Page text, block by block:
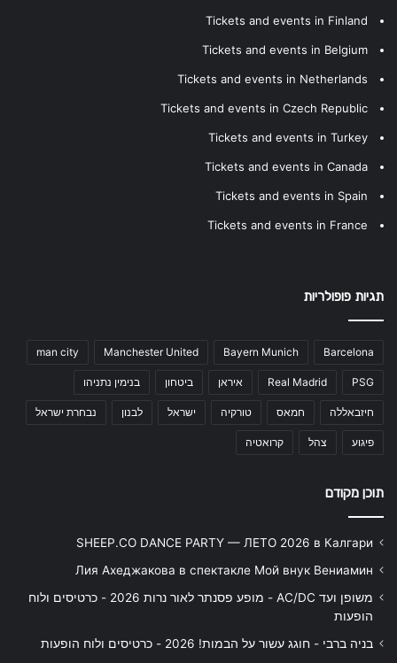
Tickets and events in Finland
Tickets and events in Belgium
Tickets and events in Netherlands
Tickets and events in Czech Republic
Tickets and events in Turkey
Tickets and events in Canada
Tickets and events in Spain
Tickets and events in France
תגיות פופולריות
Barcelona
Bayern Munich
Manchester United
man city
PSG
Real Madrid איראן ביטחון בנימין נתניהו
חיזבאללה חמאס טורקיה ישראל לבנון נבחרת ישראל
פיגוע צהל קרואטיה
תוכן מקודם
SHEEP.CO DANCE PARTY — ЛЕТО 2026 в Калгари
Лия Ахеджакова в спектакле Мой внук Вениамин
משופן ועד AC/DC - מופע פסנתר לאור נרות 2026 - כרטיסים ולוח
הופעות
בניה ברבי - חוגג עשור על הבמות! 2026 - כרטיסים ולוח הופעות